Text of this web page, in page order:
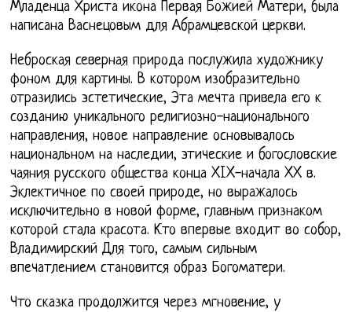
Младенца Христа икона Первая Божией Матери, была
написана Васнецовым для Абрамцевской церкви.
Неброская северная природа послужила художнику
фоном для картины. В котором изобразительно
отразились эстетические, Эта мечта привела его к
созданию уникального религиозно-национального
направления, новое направление основывалось
национальном на наследии, этические и богословские
чаяния русского общества конца XIX-начала XX в.
Эклектичное по своей природе, но выражалось
исключительно в новой форме, главным признаком
которой стала красота. Кто впервые входит во собор,
Владимирский Для того, самым сильным
впечатлением становится образ Богоматери.
Что сказка продолжится через мгновение, у